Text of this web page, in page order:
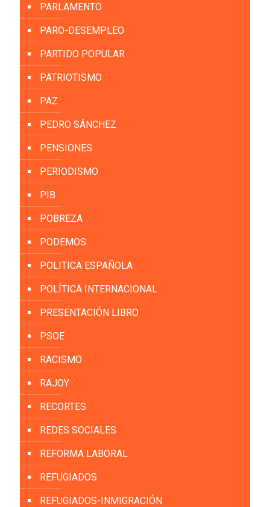
PARLAMENTO
PARO-DESEMPLEO
PARTIDO POPULAR
PATRIOTISMO
PAZ
PEDRO SÁNCHEZ
PENSIONES
PERIODISMO
PIB
POBREZA
PODEMOS
POLITICA ESPAÑOLA
POLÍTICA INTERNACIONAL
PRESENTACIÓN LIBRO
PSOE
RACISMO
RAJOY
RECORTES
REDES SOCIALES
REFORMA LABORAL
REFUGIADOS
REFUGIADOS-INMIGRACIÓN